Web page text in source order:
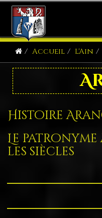
Accueil L'Ain
Histoire
Le
les siècles